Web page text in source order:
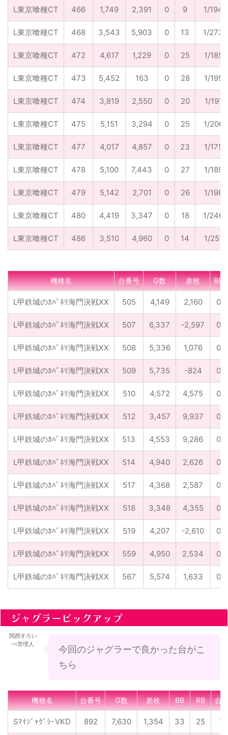
L東京喰種CT 466 1,749 2,391 0 9 1/194
L東京喰種CT 468 3,543 5,903 0 13 1/273
L東京喰種CT 472 4,617 1,229 0 25 1/185
L東京喰種CT 473 5,452 163 0 28 1/195
L東京喰種CT 474 3,819 2,550 0 20 1/191
L東京喰種CT 475 5,151 3,294 0 25 1/206
L東京喰種CT 477 4,017 4,857 0 23 1/175
L東京喰種CT 478 5,100 7,443 0 27 1/189
L東京喰種CT 479 5,142 2,701 0 26 1/198
L東京喰種CT 480 4,419 3,347 0 18 1/246
L東京喰種CT 486 3,510 4,960 0 14 1/251
機種名 台番号 G数 差枚 BB
L甲鉄城のｶﾊﾞﾈﾘ海門決戦XX 505 4,149 2,160 0
L甲鉄城のｶﾊﾞﾈﾘ海門決戦XX 507 6,337 -2,597 0
L甲鉄城のｶﾊﾞﾈﾘ海門決戦XX 508 5,336 1,076 0
L甲鉄城のｶﾊﾞﾈﾘ海門決戦XX 509 5,735 -824 0
L甲鉄城のｶﾊﾞﾈﾘ海門決戦XX 510 4,572 4,575 0
L甲鉄城のｶﾊﾞﾈﾘ海門決戦XX 512 3,457 9,937 0
L甲鉄城のｶﾊﾞﾈﾘ海門決戦XX 513 4,553 9,286 0
L甲鉄城のｶﾊﾞﾈﾘ海門決戦XX 514 4,940 2,626 0
L甲鉄城のｶﾊﾞﾈﾘ海門決戦XX 517 4,368 2,587 0
L甲鉄城のｶﾊﾞﾈﾘ海門決戦XX 518 3,348 4,355 0
L甲鉄城のｶﾊﾞﾈﾘ海門決戦XX 519 4,207 -2,610 0
L甲鉄城のｶﾊﾞﾈﾘ海門決戦XX 559 4,950 2,534 0
L甲鉄城のｶﾊﾞﾈﾘ海門決戦XX 567 5,574 1,633 0
ジャグラーピックアップ
関西すろい
べ管理人
今回のジャグラーで良かった台がこ
ちら
機種名 台番号 G数 差枚 BB RB 合
SﾏｲｼﾞｬｸﾞﾗｰVKD 892 7,630 1,354 33 25 1/